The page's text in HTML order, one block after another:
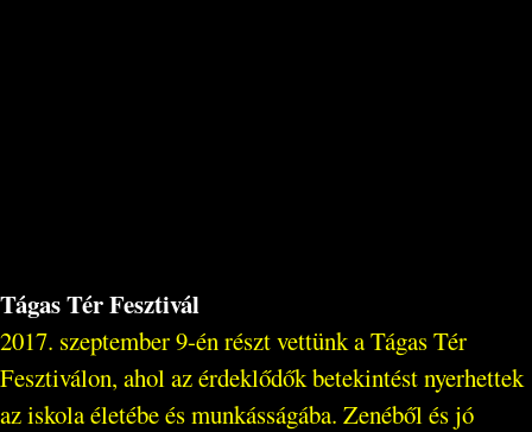
Tágas Tér Fesztivál
2017. szeptember 9-én részt vettünk a Tágas Tér
Fesztiválon, ahol az érdeklődők betekintést nyerhettek
az iskola életébe és munkásságába. Zenéből és jó